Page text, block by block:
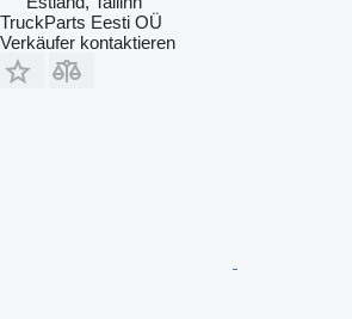
TruckParts Eesti OÜ
Verkäufer kontaktieren